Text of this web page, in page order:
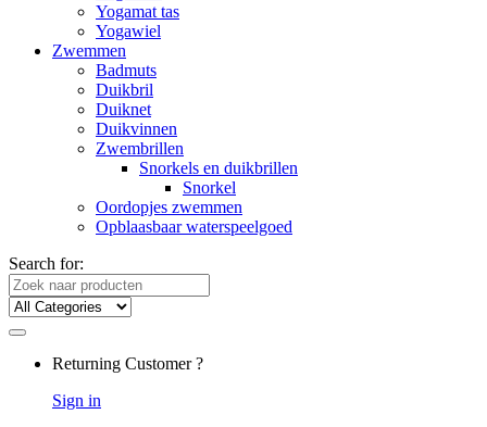
Yogamat tas
Yogawiel
Zwemmen
Badmuts
Duikbril
Duiknet
Duikvinnen
Zwembrillen
Snorkels en duikbrillen
Snorkel
Oordopjes zwemmen
Opblaasbaar waterspeelgoed
Search for:
Returning Customer ?
Sign in